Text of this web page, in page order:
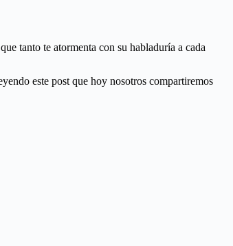
tanto te atormenta con su habladuría a cada
este post que hoy nosotros compartiremos